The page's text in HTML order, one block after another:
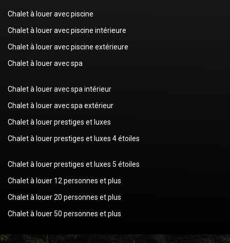
Chalet à louer avec piscine
Chalet à louer avec piscine intérieure
Chalet à louer avec piscine extérieure
Chalet à louer avec spa
Chalet à louer avec spa intérieur
Chalet à louer avec spa extérieur
Chalet à louer prestiges et luxes
Chalet à louer prestiges et luxes 4 étoiles
Chalet à louer prestiges et luxes 5 étoiles
Chalet à louer 12 personnes et plus
Chalet à louer 20 personnes et plus
Chalet à louer 50 personnes et plus